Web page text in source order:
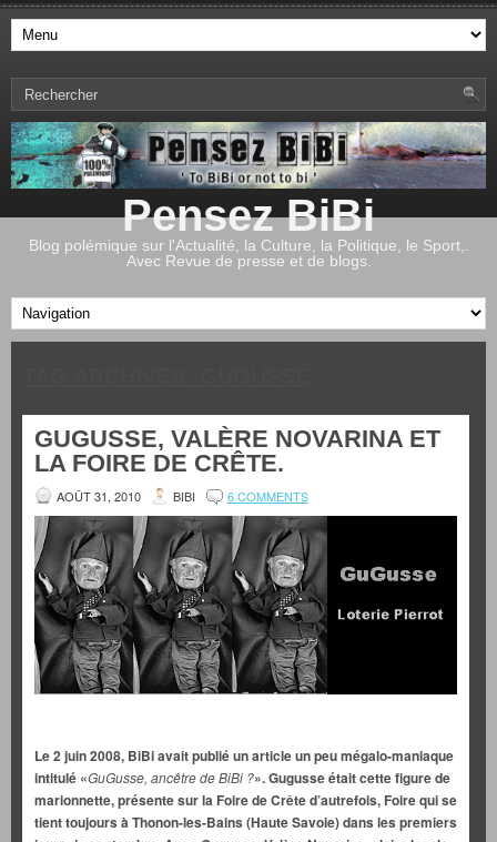
Pensez BiBi
Blog polémique sur l'Actualité, la Culture, la Politique, le Sport,.
Avec Revue de presse et de blogs.
GUGUSSE, VALÈRE NOVARINA ET
LA FOIRE DE CRÊTE.
AOÛT 31, 2010 BIBI 6 COMMENTS
Le 2 juin 2008, BiBi avait publié un article un peu mégalo-maniaque
intitulé «GuGusse, ancêtre de BiBi ?». Gugusse était cette figure de
marionnette, présente sur la Foire de Crête d’autrefois, Foire qui se
tient toujours à Thonon-les-Bains (Haute Savoie) dans les premiers